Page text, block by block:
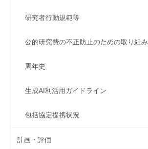
研究者行動規範等
公的研究費の不正防止のための取り組み
周年史
生成AI利活用ガイドライン
包括協定提携状況
計画・評価